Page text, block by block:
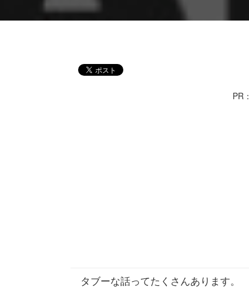
PR：
タブーな話ってたくさんあります。